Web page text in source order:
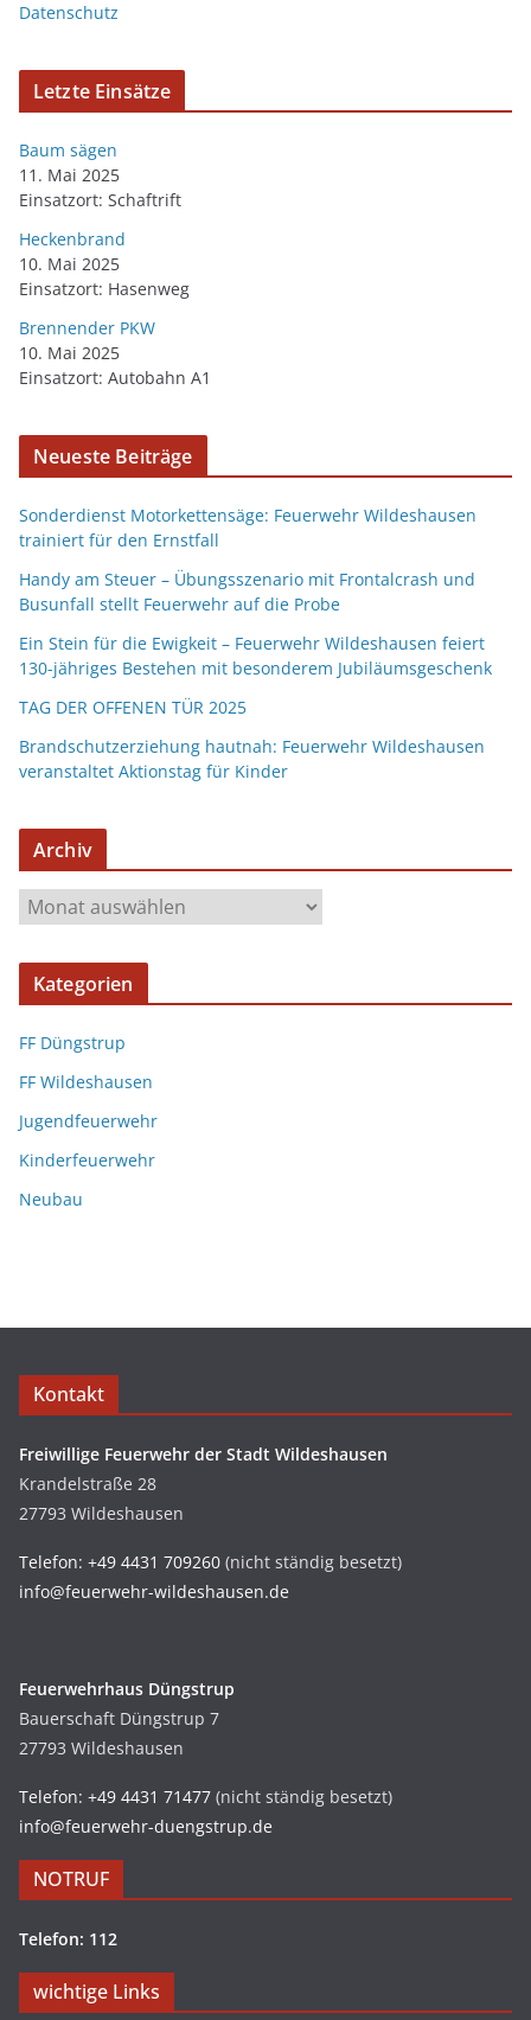
Datenschutz
Letzte Einsätze
Baum sägen
11. Mai 2025
Einsatzort: Schaftrift
Heckenbrand
10. Mai 2025
Einsatzort: Hasenweg
Brennender PKW
10. Mai 2025
Einsatzort: Autobahn A1
Neueste Beiträge
Sonderdienst Motorkettensäge: Feuerwehr Wildeshausen
trainiert für den Ernstfall
Handy am Steuer – Übungsszenario mit Frontalcrash und
Busunfall stellt Feuerwehr auf die Probe
Ein Stein für die Ewigkeit – Feuerwehr Wildeshausen feiert
130-jähriges Bestehen mit besonderem Jubiläumsgeschenk
TAG DER OFFENEN TÜR 2025
Brandschutzerziehung hautnah: Feuerwehr Wildeshausen
veranstaltet Aktionstag für Kinder
Archiv
Kategorien
FF Düngstrup
FF Wildeshausen
Jugendfeuerwehr
Kinderfeuerwehr
Neubau
Kontakt
Freiwillige Feuerwehr der Stadt Wildeshausen
Krandelstraße 28
27793 Wildeshausen
Telefon: +49 4431 709260 (nicht ständig besetzt)
info@feuerwehr-wildeshausen.de
Feuerwehrhaus Düngstrup
Bauerschaft Düngstrup 7
27793 Wildeshausen
Telefon: +49 4431 71477 (nicht ständig besetzt)
info@feuerwehr-duengstrup.de
NOTRUF
Telefon: 112
wichtige Links